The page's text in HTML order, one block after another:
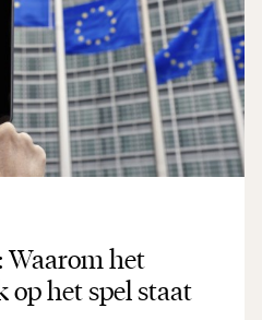
het
op het spel staat